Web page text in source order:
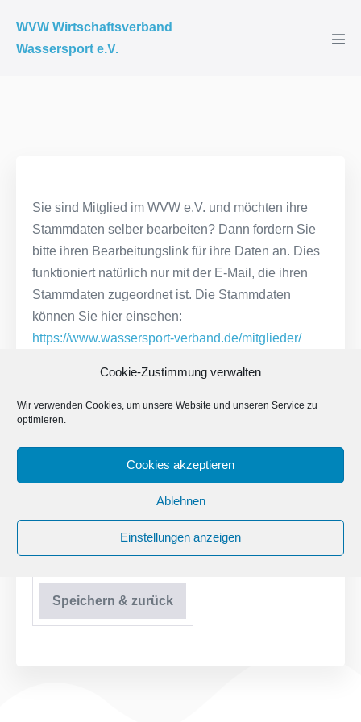
Cookie-Zustimmung verwalten
Wir verwenden Cookies, um unsere Website und unseren Service zu
optimieren.
Cookies akzeptieren
Ablehnen
Einstellungen anzeigen
WVW Wirtschaftsverband
Wassersport e.V.
Sie sind Mitglied im WVW e.V. und möchten ihre
Stammdaten selber bearbeiten? Dann fordern Sie
bitte ihren Bearbeitungslink für ihre Daten an. Dies
funktioniert natürlich nur mit der E-Mail, die ihren
Stammdaten zugeordnet ist. Die Stammdaten
können Sie hier einsehen:
https://www.wassersport-verband.de/mitglieder/
Geben Sie Ihre E-
wird Ihnen per E-Mail
zugestellt.